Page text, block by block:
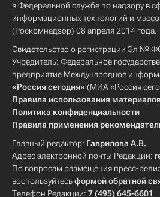
в Федеральной службе по надзору в
информационных технологий и
(Роскомнадзор) 08 апреля 2014 года.
Свидетельство о регистрации Эл №
Учредитель: Федеральное
предприятие Международное
«Россия сегодня» (МИА «Россия
Правила использования
Политика конфиденциальности
Правила применения
Главный редактор: Гаврилова А.В.
Адрес электронной почты Редакции:
По вопросам размещения пресс-
воспользуйтесьформой обратной
Телефон Редакции: 7 (495) 645-6601